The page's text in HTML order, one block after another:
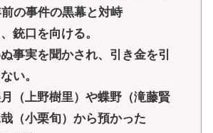
の事件の黒幕と対峙
銃口を向ける。
事実を聞かされ、引き金を引
い。
（上野樹里）や蝶野（滝藤賢
（小栗旬）から預かった